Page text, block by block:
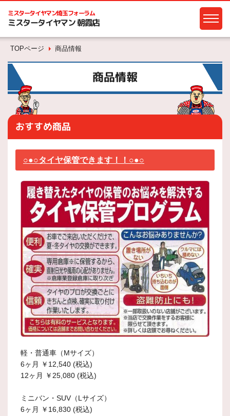
ミスタータイヤマン埼玉フォーラム
ミスタータイヤマン 朝霞店
TOPページ 商品情報
商品情報
おすすめ商品
○●○タイヤ保管できます！！○●○
軽・普通車（Mサイズ）
6ヶ月 ￥12,540 (税込)
12ヶ月 ￥25,080 (税込)
ミニバン・SUV（Lサイズ）
6ヶ月 ￥16,830 (税込)